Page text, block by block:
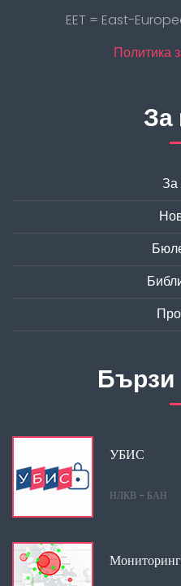
EET = East-
Политика
За
За
Бързи
УБИС
НЛКВ - БАН